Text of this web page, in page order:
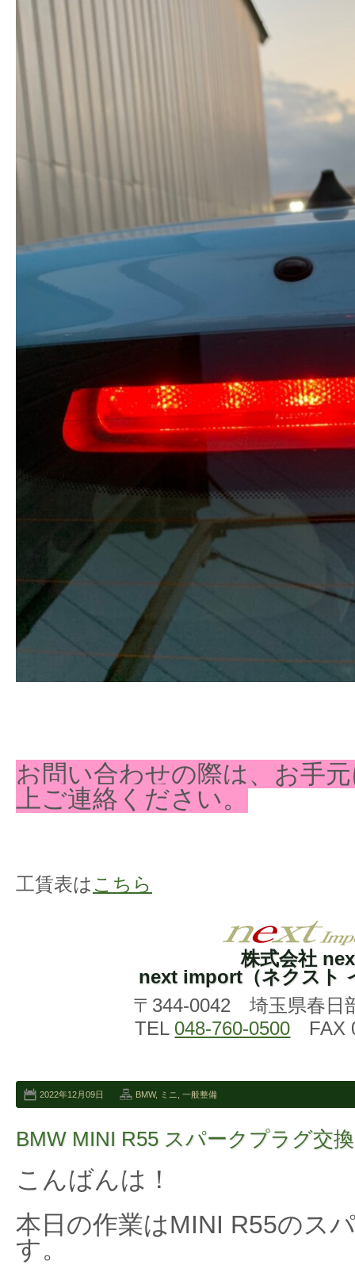
お問い合わせの際は、お手
上ご連絡ください。
工賃表は こちら
株式会社
next import（ネクスト
〒344-0042 埼玉県春日
TEL 048-760-0500 FAX
2022年12月09日 BMW, ミニ 一般整備
BMW MINI R55 スパークプラグ交換
こんばんは！
本日の作業はMINI R55のス
す。